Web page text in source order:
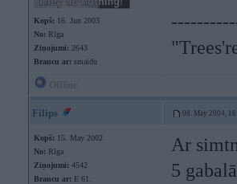
Kopš: 16. Jun 2003
No: Rīga
Ziņojumi: 2643
Braucu ar: smaidu
Filips 08. May 2004,
Kopš: 15. May 2002
No: Rīga
Ziņojumi: 4542
Braucu ar: E 61.
Ar
5